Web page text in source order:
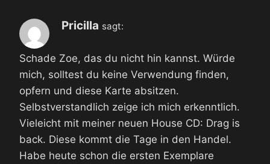
Pricilla sagt:
Schade Zoe, das du nicht hin kannst. Würde
mich, solltest du keine Verwendung finden,
opfern und diese Karte absitzen.
Selbstverstandlich zeige ich mich erkenntlich.
Vieleicht mit meiner neuen House CD: Drag is
back. Diese kommt die Tage in den Handel.
Habe heute schon die ersten Exemplare